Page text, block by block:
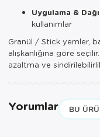
Uygulama &
kullanımlar
Granül / Stick yemler,
alışkanlığına göre
azaltma ve
Yorumlar BU